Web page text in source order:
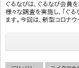
ぐるなびは、ぐるなび会員
様々な調査を実施し、「ぐ
ます。今回は、新型コロナ